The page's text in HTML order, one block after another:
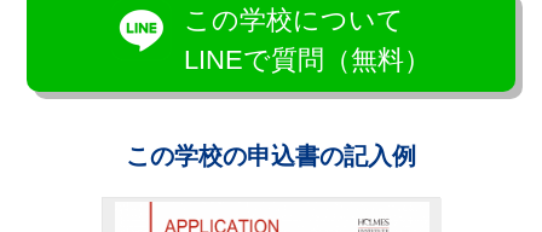
この学校について
LINEで質問（無料）
この学校の申込書の記入例